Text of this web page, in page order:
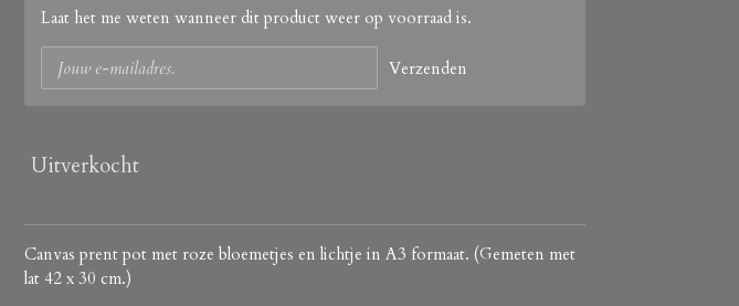
Laat het me weten wanneer dit product weer op voorraad is.
Verzenden
Uitverkocht
Canvas prent pot met roze bloemetjes en lichtje in A3 formaat. (Gemeten met
lat 42 x 30 cm.)